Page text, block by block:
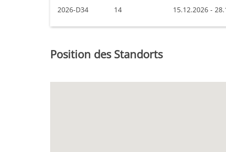
2026-D34 14 15.12.2026 -
Position des Standorts